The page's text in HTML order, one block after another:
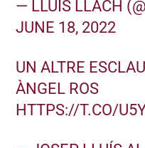
— LLUÍS LLACH
JUNE 18, 2022
UN ALTRE
ÀNGEL ROS
HTTPS://T.CO/